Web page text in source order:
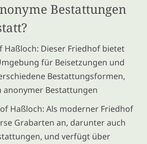
Bestattungen
Haßloch: Dieser Friedhof bietet
für Beisetzungen und
Bestattungsformen,
anonymer Bestattungen
Haßloch: Als moderner Friedhof
Grabarten an, darunter auch
und verfügt über